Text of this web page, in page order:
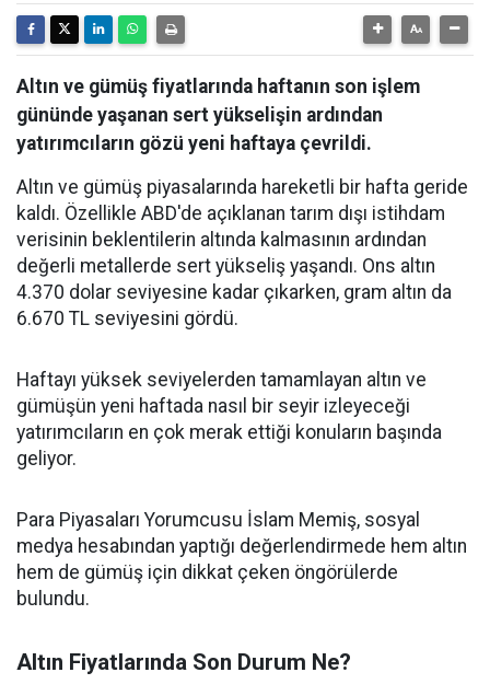
Altın ve gümüş fiyatlarında haftanın son işlem
gününde yaşanan sert yükselişin ardından
yatırımcıların gözü yeni haftaya çevrildi.
Altın ve gümüş piyasalarında hareketli bir hafta geride
kaldı. Özellikle ABD'de açıklanan tarım dışı istihdam
verisinin beklentilerin altında kalmasının ardından
değerli metallerde sert yükseliş yaşandı. Ons altın
4.370 dolar seviyesine kadar çıkarken, gram altın da
6.670 TL seviyesini gördü.
Haftayı yüksek seviyelerden tamamlayan altın ve
gümüşün yeni haftada nasıl bir seyir izleyeceği
yatırımcıların en çok merak ettiği konuların başında
geliyor.
Para Piyasaları Yorumcusu İslam Memiş, sosyal
medya hesabından yaptığı değerlendirmede hem altın
hem de gümüş için dikkat çeken öngörülerde
bulundu.
Altın Fiyatlarında Son Durum Ne?